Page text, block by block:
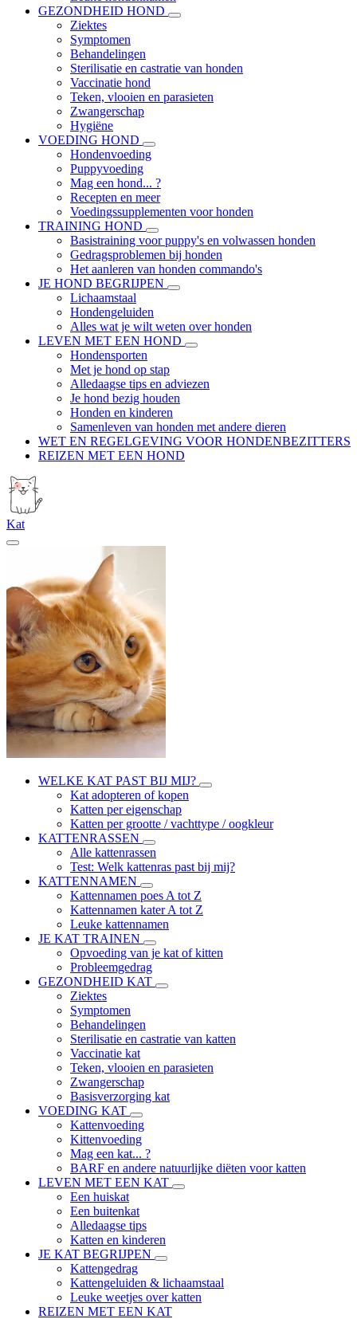
GEZONDHEID HOND
Ziektes
Symptomen
Behandelingen
Sterilisatie en castratie van honden
Vaccinatie hond
Teken, vlooien en parasieten
Zwangerschap
Hygiëne
VOEDING HOND
Hondenvoeding
Puppyvoeding
Mag een hond... ?
Recepten en meer
Voedingssupplementen voor honden
TRAINING HOND
Basistraining voor puppy's en volwassen honden
Gedragsproblemen bij honden
Het aanleren van honden commando's
JE HOND BEGRIJPEN
Lichaamstaal
Hondengeluiden
Alles wat je wilt weten over honden
LEVEN MET EEN HOND
Hondensporten
Met je hond op stap
Alledaagse tips en adviezen
Je hond bezig houden
Honden en kinderen
Samenleven van honden met andere dieren
WET EN REGELGEVING VOOR HONDENBEZITTERS
REIZEN MET EEN HOND
Kat
WELKE KAT PAST BIJ MIJ?
Kat adopteren of kopen
Katten per eigenschap
Katten per grootte / vachttype / oogkleur
KATTENRASSEN
Alle kattenrassen
Test: Welk kattenras past bij mij?
KATTENNAMEN
Kattennamen poes A tot Z
Kattennamen kater A tot Z
Leuke kattennamen
JE KAT TRAINEN
Opvoeding van je kat of kitten
Probleemgedrag
GEZONDHEID KAT
Ziektes
Symptomen
Behandelingen
Sterilisatie en castratie van katten
Vaccinatie kat
Teken, vlooien en parasieten
Zwangerschap
Basisverzorging kat
VOEDING KAT
Kattenvoeding
Kittenvoeding
Mag een kat... ?
BARF en andere natuurlijke diëten voor katten
LEVEN MET EEN KAT
Een huiskat
Een buitenkat
Alledaagse tips
Katten en kinderen
JE KAT BEGRIJPEN
Kattengedrag
Kattengeluiden & lichaamstaal
Leuke weetjes over katten
REIZEN MET EEN KAT